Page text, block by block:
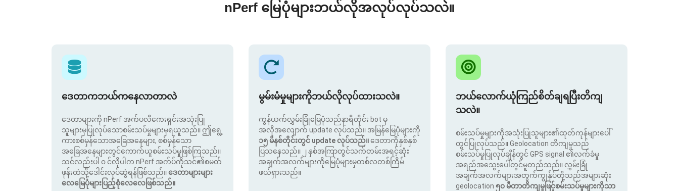
nPerf မြေပုံများဘယ်လိုအလုပ်လုပ်သလဲ။
ဒေတာကဘယ်ကနေလာတာလဲ
ဒေတာများကို nPerf အက်ပလီကေးရှင်းအသုံးပြု
သူများမှပြုလုပ်သောစမ်းသပ်မှုများမှရယူသည်။ ဤရွေ့
ကားစစ်မှန်သောအခြေအနေများ, စစ်မှန်သော
အခြေအနေများတွင်ကောက်ယူစမ်းသပ်မှုဖြစ်ကြသည်။
သင်လည်းပါ ၀ င်လိုပါက nPerf အက်ပ်ကိုသင်၏စမတ်
ဖုန်းထဲသို့ဒေါင်းလုပ်ဆွဲရန်ဖြစ်သည်။ဒေတာများများ
လေမြေပုံများပြည့်စုံလေလေဖြစ်သည်။
မွမ်းမံမှုများကိုဘယ်လိုလုပ်ထားသလဲ။
ကွန်ယက်လွှမ်းခြုံမြေပုံသည်နာရီတိုင်း bot မှ
အလိုအလျောက် update လုပ်သည်။ အမြန်မြေပုံများကို
၁၅ မိနစ်တိုင်းတွင် update လုပ်သည်။ဒေတာကိုနှစ်နှစ်
ပြသနေသည်။ ၂ နှစ်အကြာတွင်သက်တမ်းအရင့်ဆုံး
အချက်အလက်များကိုမြေပုံများမှတစ်လတစ်ကြိမ်
ဖယ်ရှားသည်။
ဘယ်လောက်ယုံကြည်စိတ်ချရပြီးတိကျ
သလဲ။
စမ်းသပ်မှုများကိုအသုံးပြုသူများ၏ထုတ်ကုန်များပေါ်
တွင်ပြုလုပ်သည်။ Geolocation တိကျမှုသည်
စမ်းသပ်မှုပြုလုပ်ချိန်တွင် GPS signal ၏လက်ခံမှု
အရည်အသွေးပေါ်တွင်မူတည်သည်။ လွှမ်းခြုံ
အချက်အလက်များအတွက်ကျွန်ုပ်တို့သည်အများဆုံး
geolocation ၅၀ မီတာတိကျမှုဖြင့်စမ်းသပ်မှုများကိုသာ